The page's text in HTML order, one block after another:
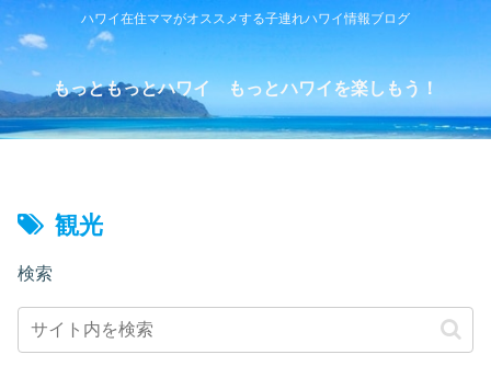
ハワイ在住ママがオススメする子連れハワイ情報ブログ
もっともっとハワイ もっとハワイを楽しもう！
観光
検索